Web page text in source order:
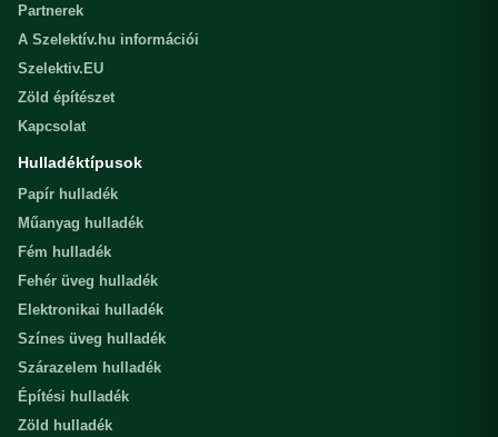
Partnerek
A Szelektív.hu információi
Szelektiv.EU
Zöld építészet
Kapcsolat
Hulladéktípusok
Papír hulladék
Műanyag hulladék
Fém hulladék
Fehér üveg hulladék
Elektronikai hulladék
Színes üveg hulladék
Szárazelem hulladék
Építési hulladék
Zöld hulladék